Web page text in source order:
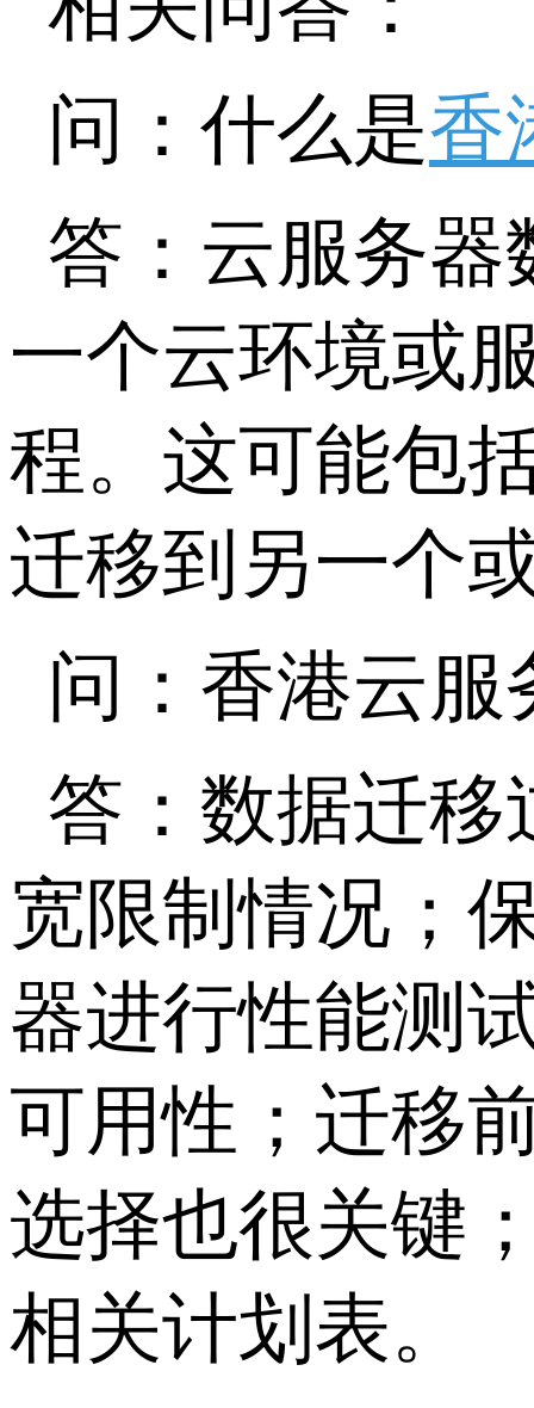
问：什么是香
答：云服务
一个云环境或
程。这可能包
迁移到另一个
问：香港云
答：数据迁
宽限制情况；
器进行性能测
可用性；迁移
选择也很关键
相关计划表。